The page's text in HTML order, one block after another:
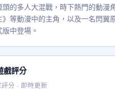
頭的多人大混戰，時下熱門的動漫
》等動漫中的主角，以及一名閃
版中登場。
戲評分
分 · 即時更新